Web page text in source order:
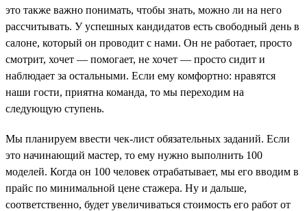
это также важно понимать, чтобы знать, можно ли на него
рассчитывать. У успешных кандидатов есть свободный день в
салоне, который он проводит с нами. Он не работает, просто
смотрит, хочет — помогает, не хочет — просто сидит и
наблюдает за остальными. Если ему комфортно: нравятся
наши гости, приятна команда, то мы переходим на
следующую ступень.
Мы планируем ввести чек-лист обязательных заданий. Если
это начинающий мастер, то ему нужно выполнить 100
моделей. Когда он 100 человек отрабатывает, мы его вводим в
прайс по минимальной цене стажера. Ну и дальше,
соответственно, будет увеличиваться стоимость его работ от